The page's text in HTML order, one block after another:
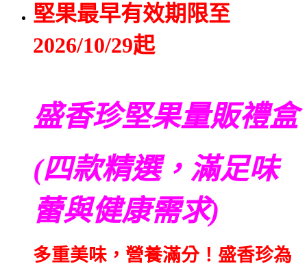
堅果最早有效期限至
2026/10/29起
盛香珍堅果量販禮盒
(四款精選，滿足味
蕾與健康需求)
多重美味，營養滿分！ 盛香珍為